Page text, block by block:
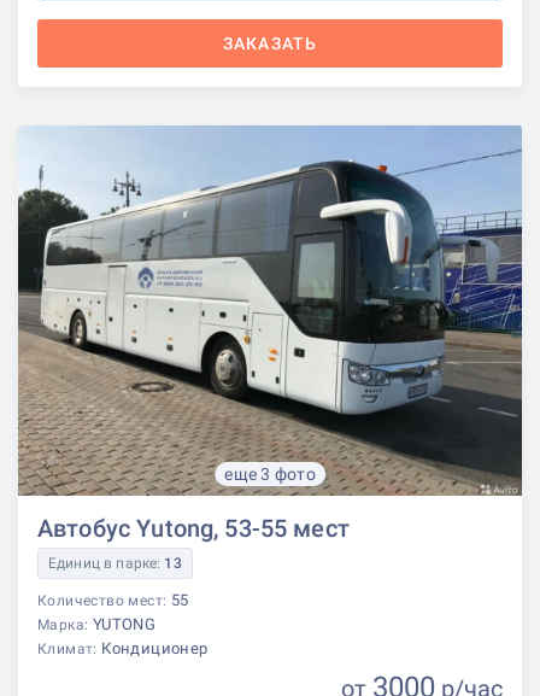
ЗАКАЗАТЬ
еще 3 фото
Автобус Yutong, 53-55 мест
Единиц в парке: 13
Количество мест: 55
Марка: YUTONG
Климат: Кондиционер
от 3000 р/час